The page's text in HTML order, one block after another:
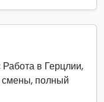
в Герцлии,
полный